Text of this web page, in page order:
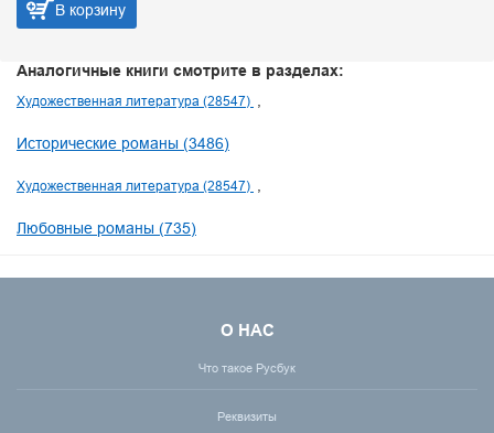
В корзину
Аналогичные книги смотрите в разделах:
Художественная литература (28547)
Исторические романы (3486)
Художественная литература (28547)
Любовные романы (735)
О НАС
Что такое Русбук
Реквизиты